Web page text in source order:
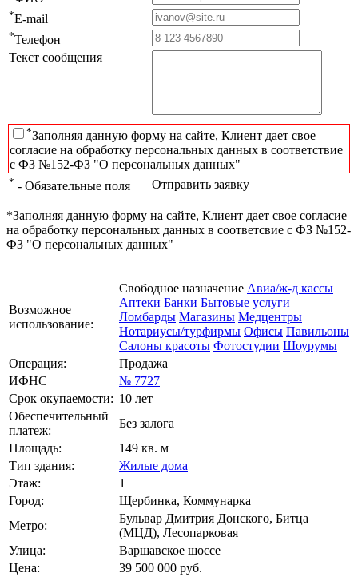
*E-mail
*Телефон
Текст сообщения
*Заполняя данную форму на сайте, Клиент дает свое
согласие на обработку персональных данных в соответствие
с ФЗ №152-ФЗ "О персональных данных"
* - Обязательные поля Отправить заявку
*Заполняя данную форму на сайте, Клиент дает свое согласие
на обработку персональных данных в соответсвие с ФЗ №152-
ФЗ "О персональных данных"
Возможное
использование:
Свободное назначение Авиа/ж-д кассы
Аптеки Банки Бытовые услуги
Ломбарды Магазины Медцентры
Нотариусы/турфирмы Офисы Павильоны
Салоны красоты Фотостудии Шоурумы
Операция:
Продажа
ИФНС
№ 7727
Срок окупаемости: 10 лет
Обеспечительный
платеж:
Без залога
Площадь:
149 кв. м
Тип здания:
Жилые дома
Этаж:
1
Город:
Щербинка, Коммунарка
Метро:
Бульвар Дмитрия Донского, Битца
(МЦД), Лесопарковая
Улица:
Варшавское шоссе
Цена:
39 500 000 руб.